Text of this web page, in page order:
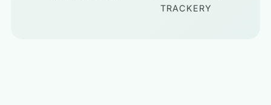
TRACKERY